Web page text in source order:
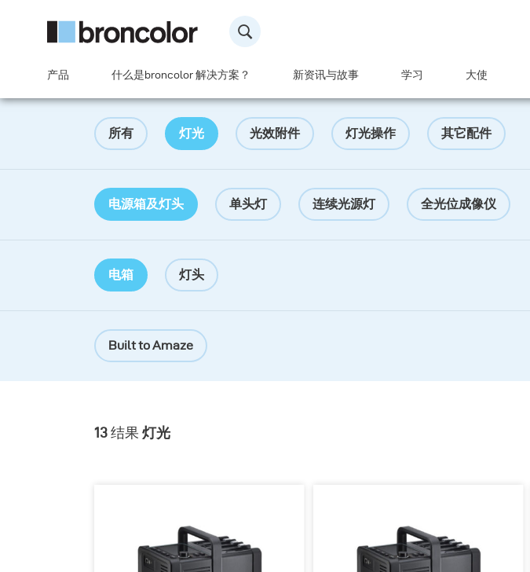
产品 什么是broncolor 解决方案？ 新资讯与故事 学习 大使
所有 灯光 光效附件 灯光操作 其它配件
电源箱及灯头
电箱
Built to Amaze
灯头
单头灯 连续光源灯 全光位成像仪
13 结果 灯光